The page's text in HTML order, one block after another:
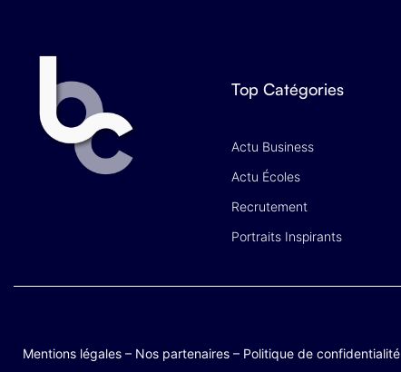
Top Catégories
Actu Business
Actu Écoles
Recrutement
Portraits Inspirants
Mentions légales – Nos partenaires – Politique de confidentialité